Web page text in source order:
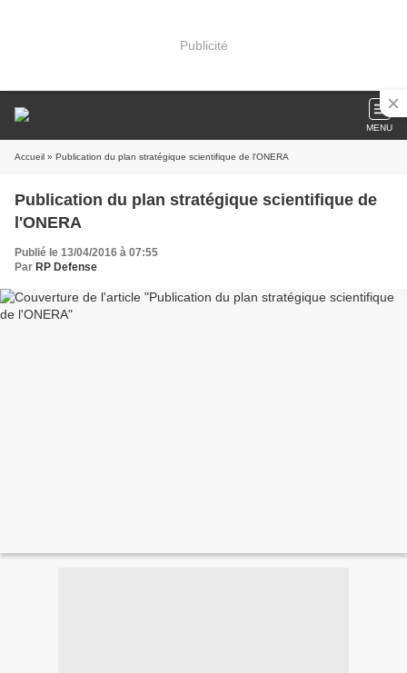
Publicité
MENU
Accueil » Publication du plan stratégique scientifique de l'ONERA
Publication du plan stratégique scientifique de
l'ONERA
Publié le 13/04/2016 à 07:55
Par RP Defense